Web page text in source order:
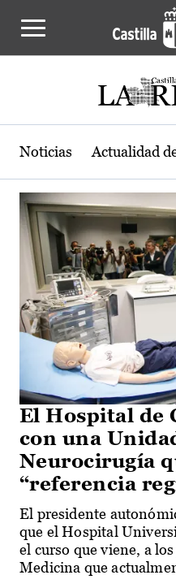
Actualidad de la
Noticias Actualidad
El Hospital de
con una
Neurocirugía
“referencia
El presidente
que el Hospital
el curso que viene, a
Medicina que